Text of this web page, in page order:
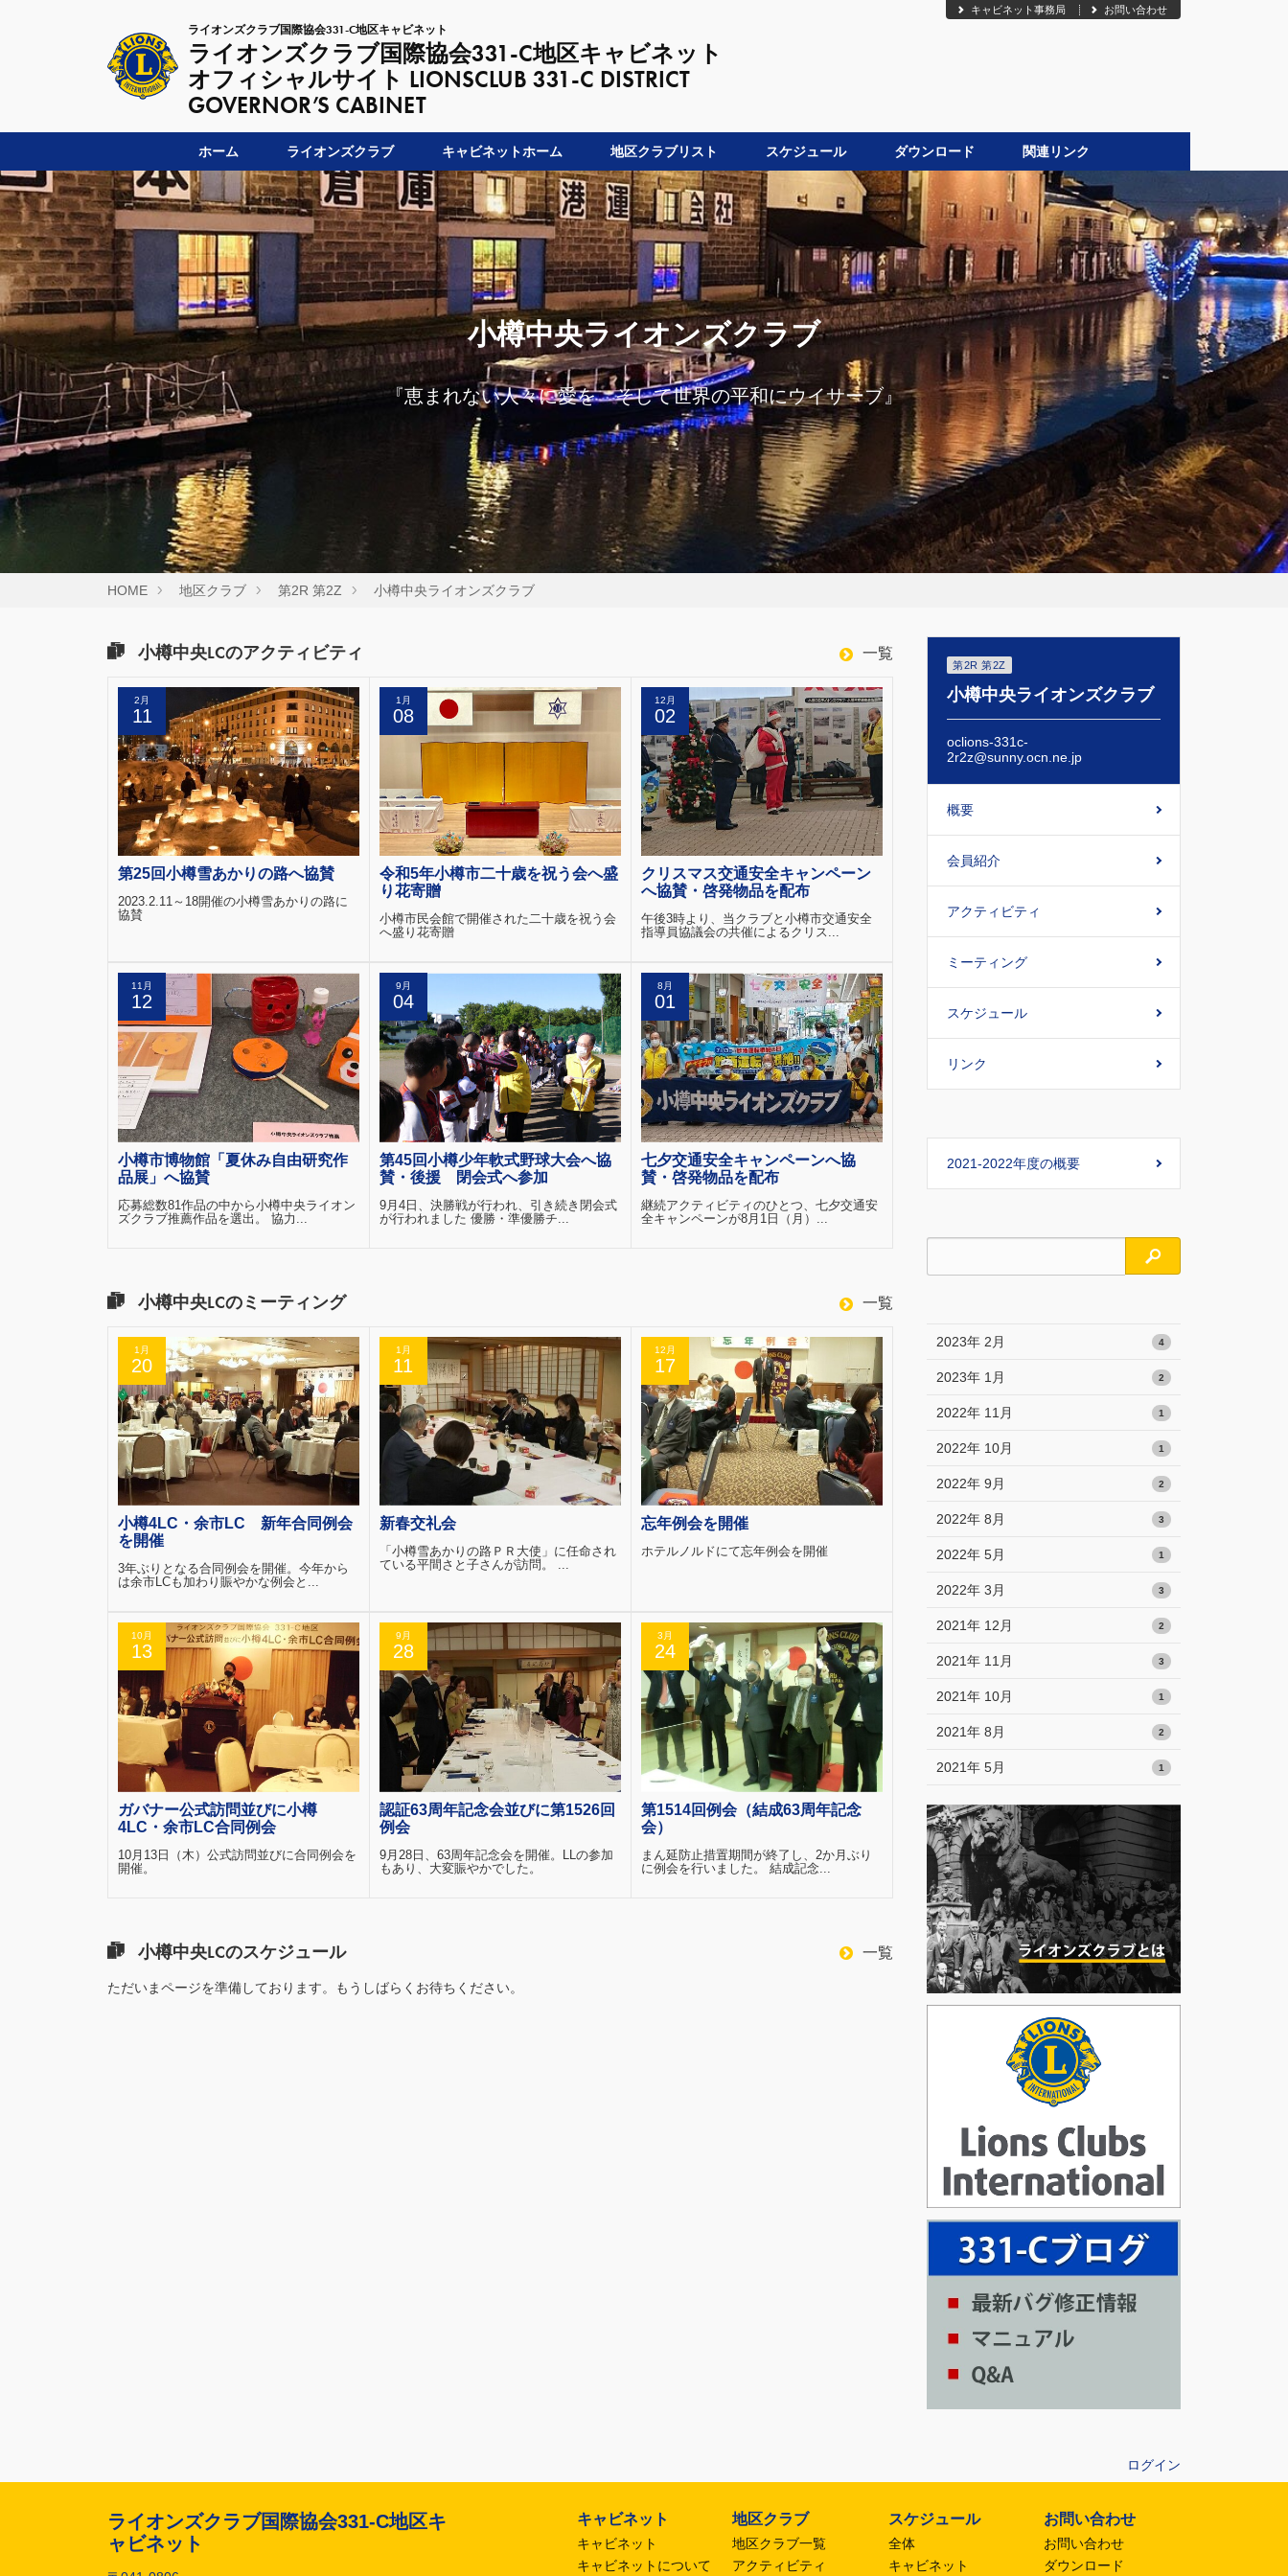
ライオンズクラブ国際協会331-C地区キャビネット
ライオンズクラブ国際協会331-C地区キャビネット
オフィシャルサイト LIONSCLUB 331-C DISTRICT
GOVERNOR’S CABINET
キャビネット事務局 お問い合わせ
ホーム ライオンズクラブ キャビネットホーム 地区クラブリスト スケジュール ダウンロード 関連リンク
小樽中央ライオンズクラブ
『恵まれない人々に愛を そして世界の平和にウイサーブ』
HOME 地区クラブ 第2R 第2Z 小樽中央ライオンズクラブ
小樽中央LCのアクティビティ 一覧
2月
11
第25回小樽雪あかりの路へ協賛
2023.2.11～18開催の小樽雪あかりの路に
協賛
1月
08
令和5年小樽市二十歳を祝う会へ盛
り花寄贈
小樽市民会館で開催された二十歳を祝う会
へ盛り花寄贈
12月
02
クリスマス交通安全キャンペーン
へ協賛・啓発物品を配布
午後3時より、当クラブと小樽市交通安全
指導員協議会の共催によるクリス...
11月
12
小樽市博物館「夏休み自由研究作
品展」へ協賛
応募総数81作品の中から小樽中央ライオン
ズクラブ推薦作品を選出。 協力...
9月
04
第45回小樽少年軟式野球大会へ協
賛・後援 閉会式へ参加
9月4日、決勝戦が行われ、引き続き閉会式
が行われました 優勝・準優勝チ...
8月
01
七夕交通安全キャンペーンへ協
賛・啓発物品を配布
継続アクティビティのひとつ、七夕交通安
全キャンペーンが8月1日（月）...
小樽中央LCのミーティング 一覧
1月
20
小樽4LC・余市LC 新年合同例会
を開催
3年ぶりとなる合同例会を開催。今年から
は余市LCも加わり賑やかな例会と...
1月
11
新春交礼会
「小樽雪あかりの路ＰＲ大使」に任命され
ている平間さと子さんが訪問。 ...
12月
17
忘年例会を開催
ホテルノルドにて忘年例会を開催
10月
13
ガバナー公式訪問並びに小樽
4LC・余市LC合同例会
10月13日（木）公式訪問並びに合同例会を
開催。
9月
28
認証63周年記念会並びに第1526回
例会
9月28日、63周年記念会を開催。LLの参加
もあり、大変賑やかでした。
3月
24
第1514回例会（結成63周年記念
会）
まん延防止措置期間が終了し、2か月ぶり
に例会を行いました。 結成記念...
小樽中央LCのスケジュール 一覧
ただいまページを準備しております。もうしばらくお待ちください。
第2R 第2Z
小樽中央ライオンズクラブ
oclions-331c-
2r2z@sunny.ocn.ne.jp
概要
会員紹介
アクティビティ
ミーティング
スケジュール
リンク
2021-2022年度の概要
検索
2023年 2月 4
2023年 1月 2
2022年 11月 1
2022年 10月 1
2022年 9月 2
2022年 8月 3
2022年 5月 1
2022年 3月 3
2021年 12月 2
2021年 11月 3
2021年 10月 1
2021年 8月 2
2021年 5月 1
ログイン
ライオンズクラブ国際協会331-C地区キ
ャビネット
キャビネット
キャビネット
キャビネットについて
地区クラブ
地区クラブ一覧
アクティビティ
スケジュール
全体
キャビネット
お問い合わせ
お問い合わせ
ダウンロード